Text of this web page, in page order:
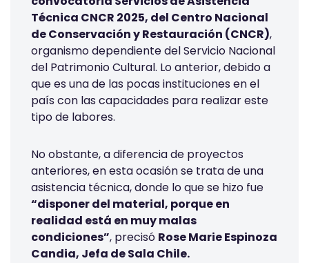
Técnica CNCR 2025, del Centro Nacional
de Conservación y Restauración (CNCR),
organismo dependiente del Servicio Nacional
del Patrimonio Cultural. Lo anterior, debido a
que es una de las pocas instituciones en el
país con las capacidades para realizar este
tipo de labores.
No obstante, a diferencia de proyectos
anteriores, en esta ocasión se trata de una
asistencia técnica, donde lo que se hizo fue
“disponer del material, porque en
realidad está en muy malas
condiciones”, precisó Rose Marie Espinoza
Candia, Jefa de Sala Chile.